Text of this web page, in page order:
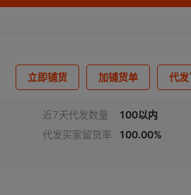
立即铺货 加铺货单 代
近7天代发数量
100以内
代发买家留货率
100.00%